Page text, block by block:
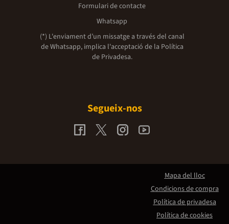
Formulari de contacte
Whatsapp
(*) L'enviament d’un missatge a través del canal
de Whatsapp, implica l'acceptació de la Política
de Privadesa.
Segueix-nos
Mapa del lloc
Condicions de compra
Política de privadesa
Política de cookies